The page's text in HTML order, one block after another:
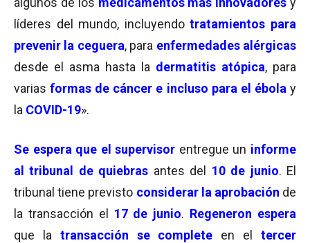
líderes del mundo, incluyendotratamientos para
prevenir la ceguera, para enfermedades alérgicas
desde el asma hasta la dermatitis atópica, para
variasformas de cáncer e incluso para el ébola y
la COVID-19».
Se espera que el supervisor entregue un informe
al tribunal de quiebras antes del 10 de junio. El
tribunal tiene previsto considerar la aprobación de
la transacción el 17 de junio. Regeneron espera
que la transacción se complete en eltercer